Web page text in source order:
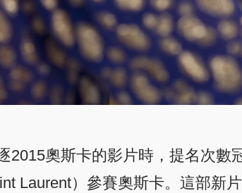
2015奧斯卡的影片時，提名次
Laurent）參賽奧斯卡。這部